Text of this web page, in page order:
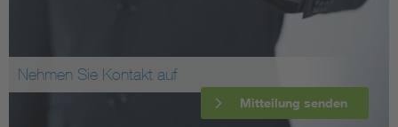
Nehmen Sie Kontakt auf
Mitteilung senden